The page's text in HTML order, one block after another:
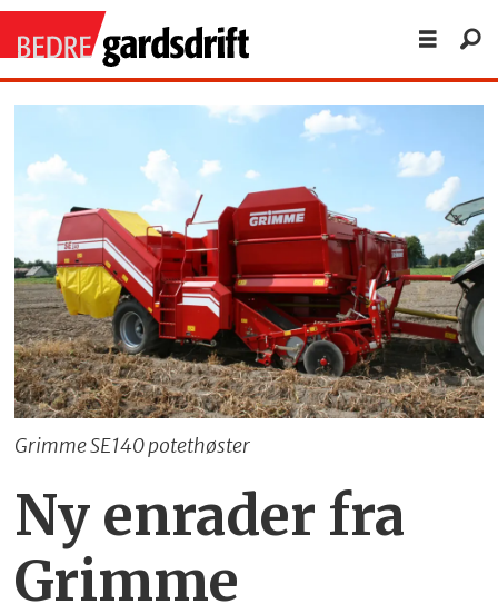
Grimme SE140 potethøster
Ny enrader fra
Grimme